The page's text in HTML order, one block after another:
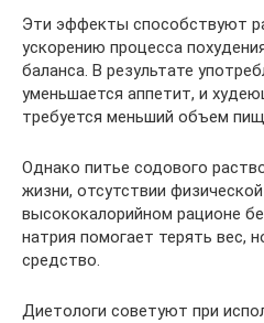
Эти эффекты способствуют
ускорению процесса
баланса. В результате
уменьшается аппетит, и
требуется меньший объем
Однако питье содового
жизни, отсутствии физической
высококалорийном рационе
натрия помогает терять вес,
средство.
Диетологи советуют при